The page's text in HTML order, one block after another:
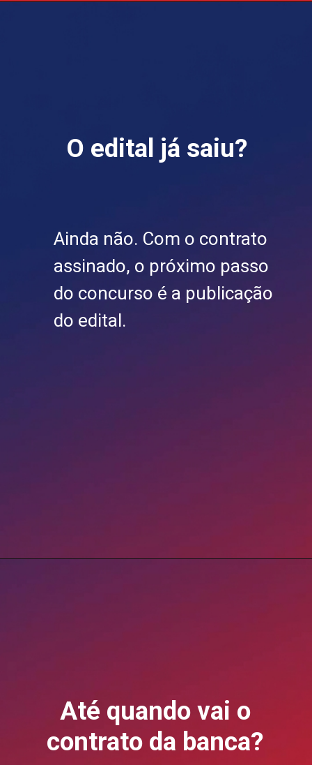
O edital já saiu?
Ainda não. Com o contrato
assinado, o próximo passo
do concurso é a publicação
do edital.
Até quando vai o
contrato da banca?